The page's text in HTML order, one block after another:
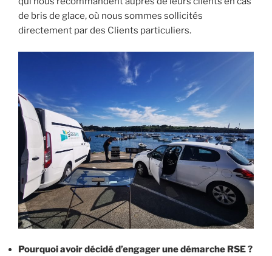
de bris de glace, où nous sommes sollicités
directement par des Clients particuliers.
Pourquoi avoir décidé d’engager une démarche RSE ?